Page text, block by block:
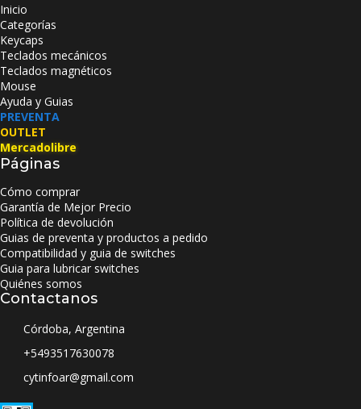
Inicio
Categorías
Keycaps
Teclados mecánicos
Teclados magnéticos
Mouse
Ayuda y Guias
PREVENTA
OUTLET
Mercadolibre
Páginas
Cómo comprar
Garantía de Mejor Precio
Política de devolución
Guias de preventa y productos a pedido
Compatibilidad y guia de switches
Guia para lubricar switches
Quiénes somos
Contactanos
Córdoba, Argentina
+5493517630078
cytinfoar@gmail.com